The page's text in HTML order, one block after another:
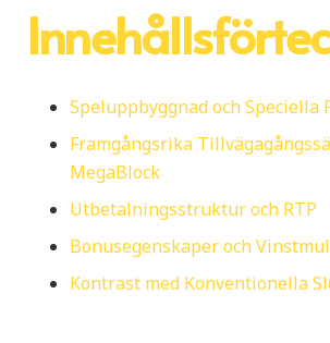
Speluppbyggnad och Speciella
Framgångsrika
MegaBlock
Utbetalningsstruktur och RTP
Bonusegenskaper och
Kontrast med Konventionella